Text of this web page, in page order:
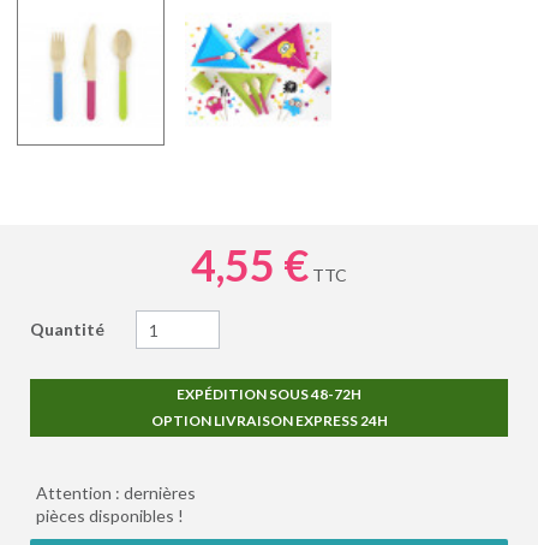
4,55 € TTC
Quantité
EXPÉDITION SOUS 48-72H
OPTION LIVRAISON EXPRESS 24H
Attention : dernières
pièces disponibles !